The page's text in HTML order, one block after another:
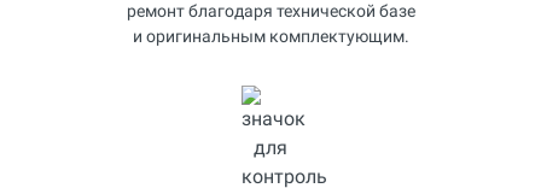
ремонт благодаря технической базе
и оригинальным комплектующим.